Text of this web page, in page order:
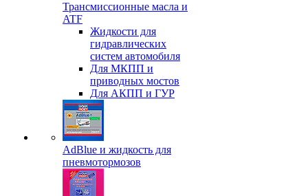
Трансмиссионные масла и
ATF
Жидкости для
гидравлических
систем автомобиля
Для МКПП и
приводных мостов
Для АКПП и ГУР
AdBlue и жидкость для
пневмотормозов